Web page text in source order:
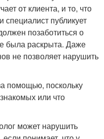
от клиента, и то, что
специалист публикует
позаботиться о
была раскрыта. Даже
не позволяет нарушить
помощью, поскольку
или что
может нарушить